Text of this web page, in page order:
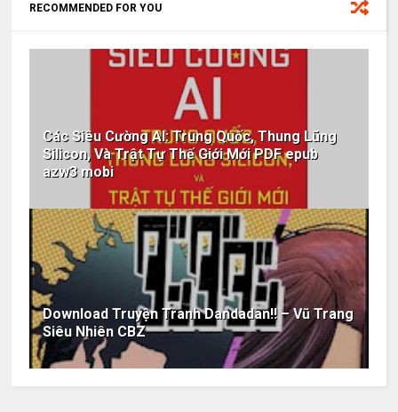
RECOMMENDED FOR YOU
Các Siêu Cường AI: Trung Quốc, Thung Lũng
Silicon, Và Trật Tự Thế Giới Mới PDF epub
azw3 mobi
Download Truyện Tranh Dandadan!! – Vũ Trang
Siêu Nhiên CBZ